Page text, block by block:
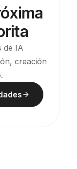
de IA
creación